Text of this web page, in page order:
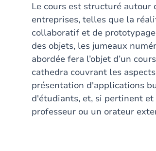
Le cours est structuré
entreprises, telles que la
collaboratif et de
des objets, les jumeaux
abordée fera l’objet d’un
cathedra couvrant les
présentation d'applications
d'étudiants, et, si pertinent
professeur ou un orateur